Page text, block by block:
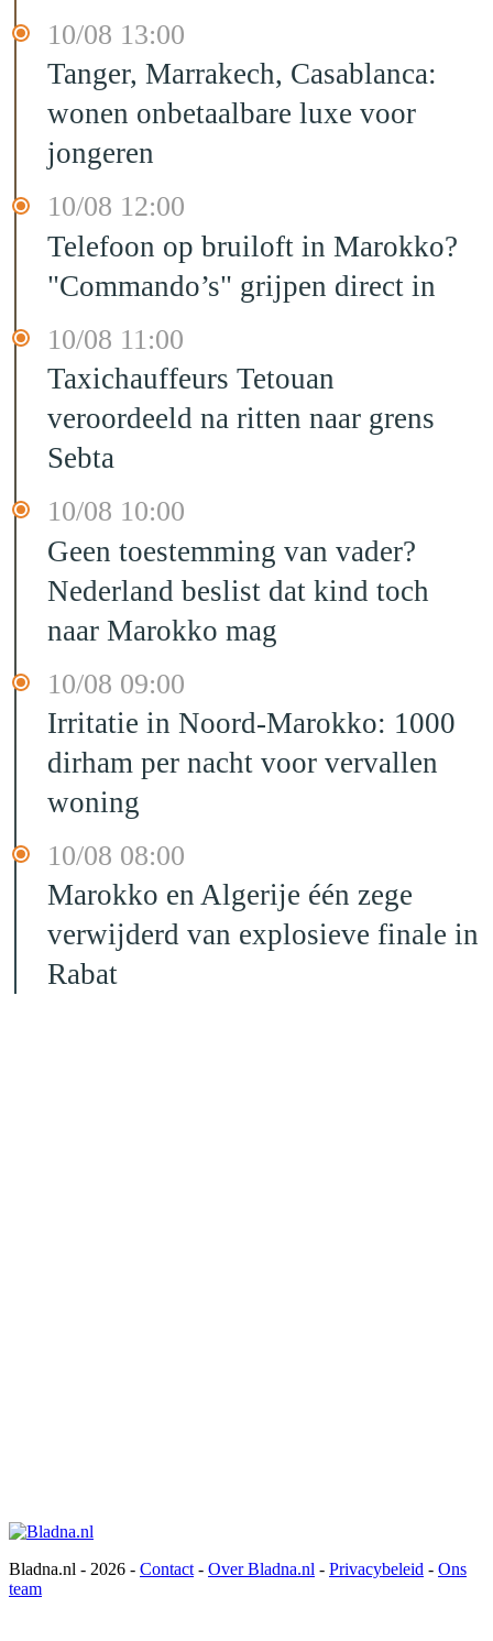
10/08 13:00
Tanger, Marrakech, Casablanca:
wonen onbetaalbare luxe voor
jongeren
10/08 12:00
Telefoon op bruiloft in Marokko?
"Commando’s" grijpen direct in
10/08 11:00
Taxichauffeurs Tetouan
veroordeeld na ritten naar grens
Sebta
10/08 10:00
Geen toestemming van vader?
Nederland beslist dat kind toch
naar Marokko mag
10/08 09:00
Irritatie in Noord-Marokko: 1000
dirham per nacht voor vervallen
woning
10/08 08:00
Marokko en Algerije één zege
verwijderd van explosieve finale in
Rabat
Bladna.nl - 2026 - Contact - Over Bladna.nl - Privacybeleid - Ons
team